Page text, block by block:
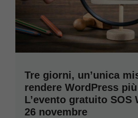
Tre giorni, un’unica
rendere WordPress
L’evento gratuito SOS
26 novembre